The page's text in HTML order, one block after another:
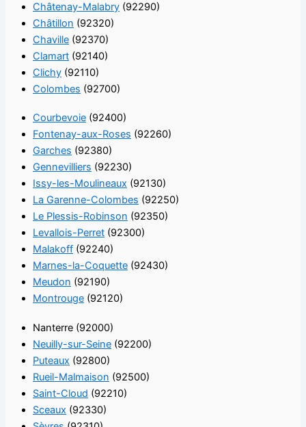
Châtenay-Malabry (92290)
Châtillon (92320)
Chaville (92370)
Clamart (92140)
Clichy (92110)
Colombes (92700)
Courbevoie (92400)
Fontenay-aux-Roses (92260)
Garches (92380)
Gennevilliers (92230)
Issy-les-Moulineaux (92130)
La Garenne-Colombes (92250)
Le Plessis-Robinson (92350)
Levallois-Perret (92300)
Malakoff (92240)
Marnes-la-Coquette (92430)
Meudon (92190)
Montrouge (92120)
Nanterre (92000)
Neuilly-sur-Seine (92200)
Puteaux (92800)
Rueil-Malmaison (92500)
Saint-Cloud (92210)
Sceaux (92330)